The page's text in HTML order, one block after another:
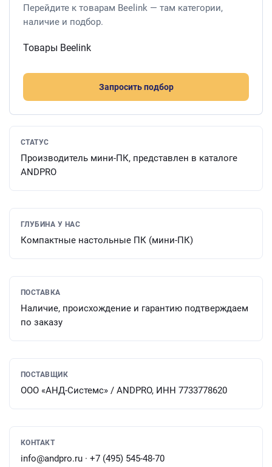
Перейдите к товарам Beelink — там категории,
наличие и подбор.
Товары Beelink
Запросить подбор
СТАТУС
Производитель мини-ПК, представлен в каталоге
ANDPRO
ГЛУБИНА У НАС
Компактные настольные ПК (мини-ПК)
ПОСТАВКА
Наличие, происхождение и гарантию подтверждаем
по заказу
ПОСТАВЩИК
ООО «АНД-Системс» / ANDPRO, ИНН 7733778620
КОНТАКТ
info@andpro.ru · +7 (495) 545-48-70